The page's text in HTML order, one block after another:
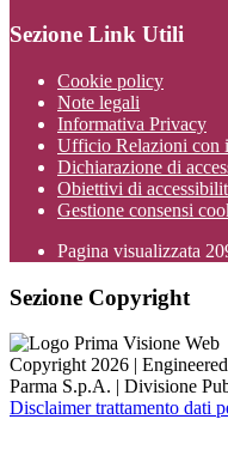
Sezione Link Utili
Cookie policy
Note legali
Informativa Privacy
Ufficio Relazioni con
Dichiarazione di
Obiettivi di
Gestione consensi
Pagina visualizzata
Sezione Copyright
Copyright 2026 |
Parma S.p.A. | Divisione
Disclaimer trattamento dati